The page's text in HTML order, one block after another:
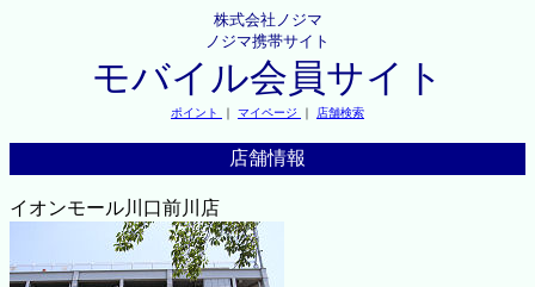
株式会社ノジマ
ノジマ携帯サイト
モバイル会員サイト
ポイント ｜ マイページ ｜ 店舗検索
店舗情報
イオンモール川口前川店